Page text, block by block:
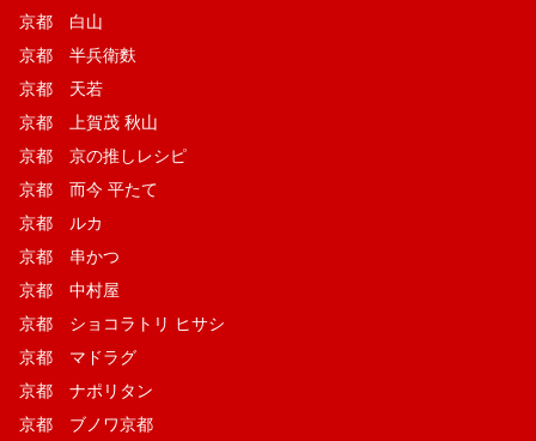
京都 白山
京都 半兵衛麩
京都 天若
京都 上賀茂 秋山
京都 京の推しレシピ
京都 而今 平たて
京都 ルカ
京都 串かつ
京都 中村屋
京都 ショコラトリ ヒサシ
京都 マドラグ
京都 ナポリタン
京都 ブノワ京都